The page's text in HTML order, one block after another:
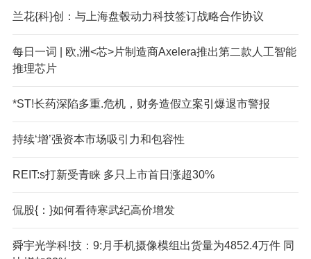
兰花{科}创：与上海盘毂动力科技签订战略合作协议
每日一词 | 欧,洲<芯>片制造商Axelera推出第二款人工智能
推理芯片
*ST!长药深陷多重.危机，财务造假立案引爆退市警报
持续‘增’强资本市场吸引力和包容性
REIT:s打新受青睐 多只上市首日涨超30%
侃股{：}如何看待寒武纪高价增发
舜宇光学科!技：9:月手机摄像模组出货量为4852.4万件 同